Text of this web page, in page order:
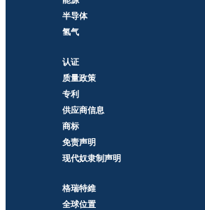
半导体
氢气
认证
质量政策
专利
供应商信息
商标
免责声明
现代奴隶制声明
格瑞特維
全球位置